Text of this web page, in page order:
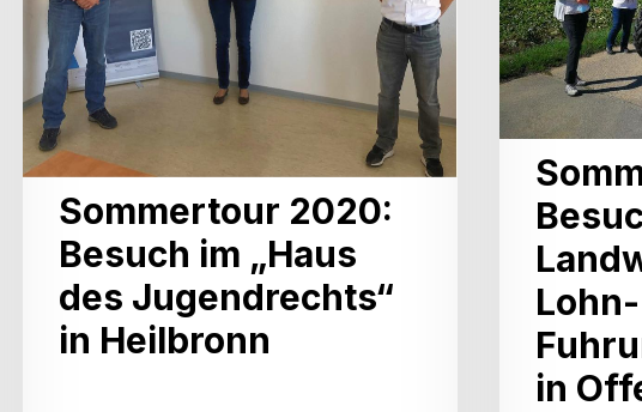
des
Jugendrechts“
in
Heilbronn
Sommertour 2020:
Besuch im „Haus
des Jugendrechts“
in Heilbronn
Lohn-
und
Offenau
in